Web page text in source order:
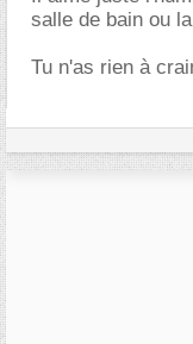
salle de bain ou
Tu n'as rien à